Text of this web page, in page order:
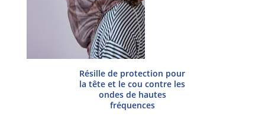
Résille de protection pour
la tête et le cou contre les
ondes de hautes
fréquences